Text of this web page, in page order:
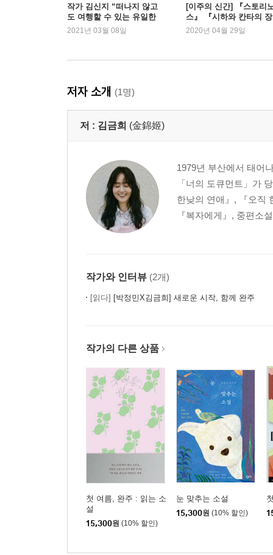
작가 김신지 “떠나지 않고
도 여행할 수 있는 유일한
방법”
2021년 03월 08일
[이주의 신간] 『스토리
스』 『시하와 칸타의
외
2020년 04월 29일
저자 소개 (1명)
저 : 김금희 (金錦姬)
1979년 부산에서 태어
「너의 도큐먼트」가
한낮의 연애』, 『오직
『복자에게』, 중편소
작가와 인터뷰 (2개)
[읽다] [박정민X김금희] 새로운 시작, 함께 완주
작가의 다른 상품
첫 여름, 완주 : 읽는 소
설
15,300원 (10% 할인)
눈 맞추는 소설
15,300원 (10% 할인)